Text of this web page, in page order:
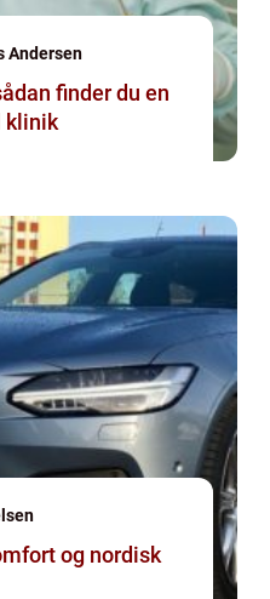
Andersen
klinik
og nordisk